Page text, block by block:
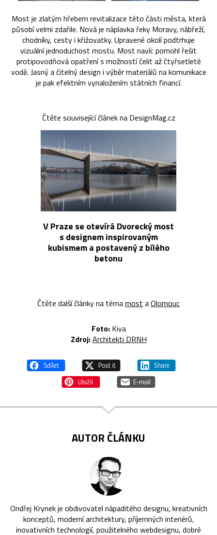
Most je zlatým hřebem revitalizace této části města, která
působí velmi zdařile. Nová je náplavka řeky Moravy, nábřeží,
chodníky, cesty i křižovatky. Upravené okolí podtrhuje
vizuální jednoduchost mostu. Most navíc pomohl řešit
protipovodňová opatření s možností čelit až čtyřsetleté
vodě. Jasný a čitelný design i výběr materiálů na komunikace
je pak efektním vynaložením státních financí.
Čtěte související článek na DesignMag.cz
V Praze se otevírá Dvorecký most
s designem inspirovaným
kubismem a postavený z bílého
betonu
Čtěte další články na témamost aOlomouc
Foto: Kiva
Zdroj:Architekti DRNH
AUTOR ČLÁNKU
Ondřej Krynek je obdivovatel nápaditého designu, kreativních
konceptů, moderní architektury, příjemných interiérů,
inovativních technologií, použitelného webdesignu, dobré